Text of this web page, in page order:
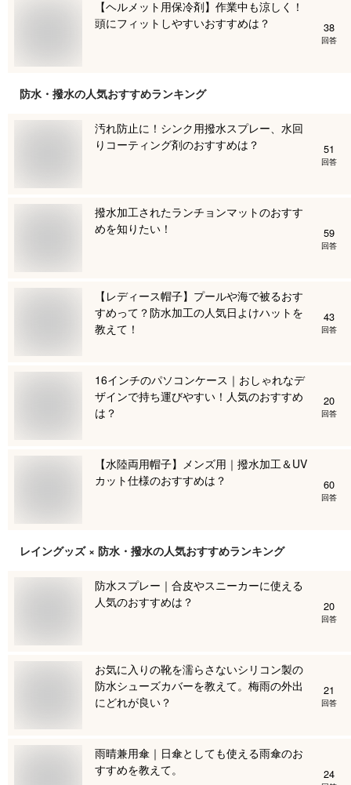
【ヘルメット用保冷剤】作業中も涼しく！
頭にフィットしやすいおすすめは？
38
回答
防水・撥水の人気おすすめランキング
汚れ防止に！シンク用撥水スプレー、水回
りコーティング剤のおすすめは？
51
回答
撥水加工されたランチョンマットのおすす
めを知りたい！
59
回答
【レディース帽子】プールや海で被るおす
すめって？防水加工の人気日よけハットを
教えて！
43
回答
16インチのパソコンケース｜おしゃれなデ
ザインで持ち運びやすい！人気のおすすめ
は？
20
回答
【水陸両用帽子】メンズ用｜撥水加工＆UV
カット仕様のおすすめは？
60
回答
レイングッズ × 防水・撥水の人気おすすめランキング
防水スプレー｜合皮やスニーカーに使える
人気のおすすめは？
20
回答
お気に入りの靴を濡らさないシリコン製の
防水シューズカバーを教えて。梅雨の外出
にどれが良い？
21
回答
雨晴兼用傘｜日傘としても使える雨傘のお
すすめを教えて。
24